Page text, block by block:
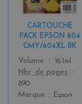
CARTOUCHE
PACK EPSON 604
CMY/604XL BK
Color
c
k
+
3
Volume
16.1ml
Nbr. de pages
890
Marque
Epson